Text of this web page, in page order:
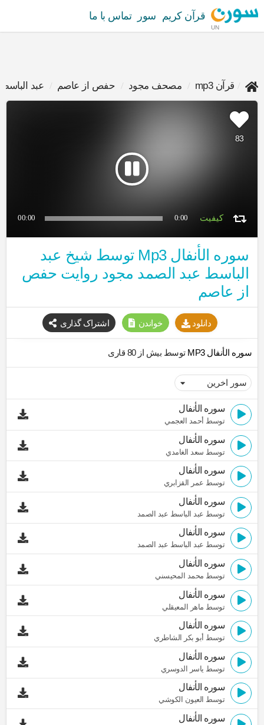
UN
قرآن کریم سور تماس با ما
قرآن mp3 مصحف مجود حفص از عاصم عبد
83
00:00 0:00
سوره الأنفال Mp3 توسط شیخ عبد
الباسط عبد الصمد مجود روایت حفص
از عاصم
دانلود خواندن اشتراک گذاری
سوره الأنفال MP3 توسط بیش از 80 قاری
سوره الأنفال
توسط أحمد العجمي
سوره الأنفال
توسط سعد الغامدي
سوره الأنفال
توسط عمر القزابري
سوره الأنفال
توسط عبد الباسط عبد الصمد
سوره الأنفال
توسط عبد الباسط عبد الصمد
سوره الأنفال
توسط محمد المحيسني
سوره الأنفال
توسط ماهر المعيقلي
سوره الأنفال
توسط أبو بكر الشاطري
سوره الأنفال
توسط ياسر الدوسري
سوره الأنفال
توسط العيون الكوشي
سوره الأنفال